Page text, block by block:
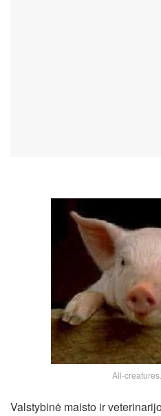
All-
Valstybinė maisto ir